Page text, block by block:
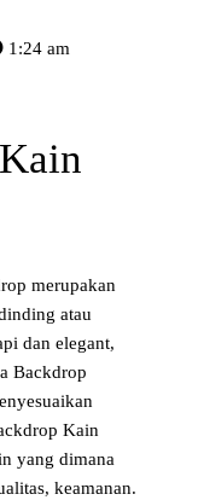
1:24 am
merupakan
atau
dan elegant,
Backdrop
Kain
yang dimana
keamanan.